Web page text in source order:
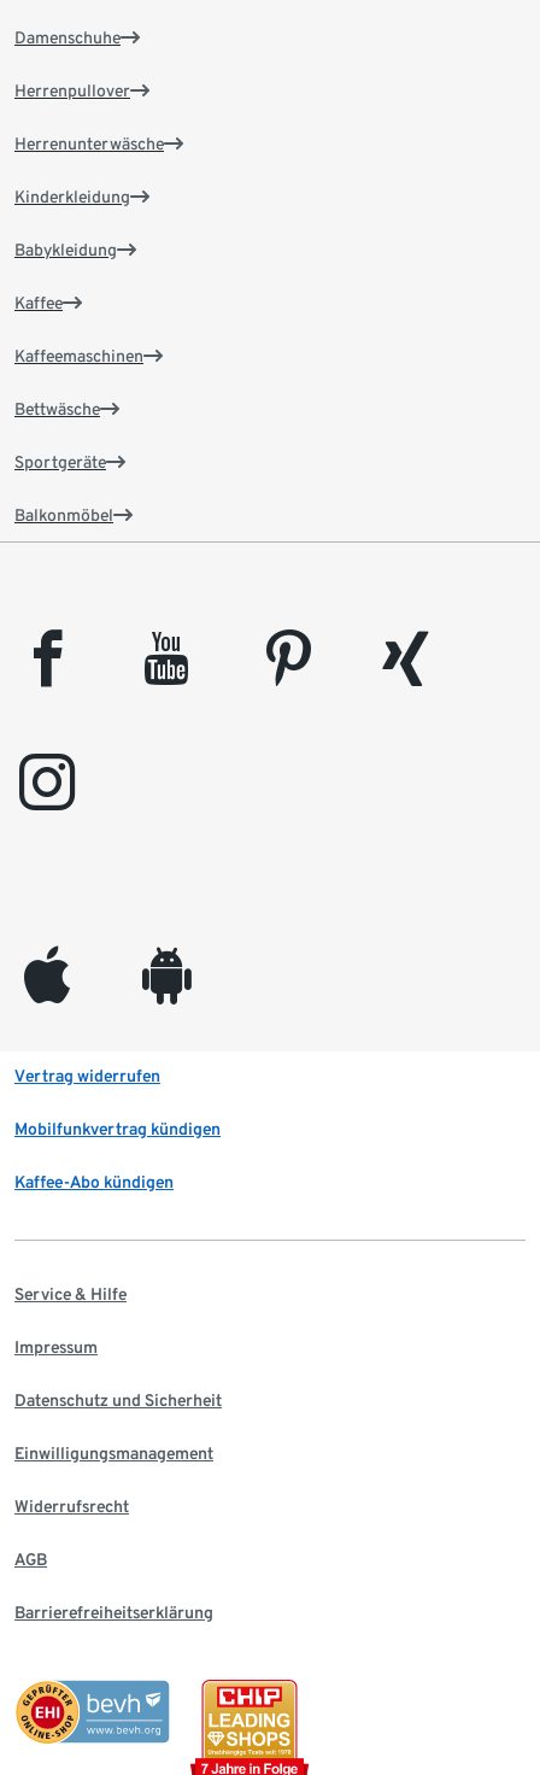
Damenschuhe
Herrenpullover
Herrenunterwäsche
Kinderkleidung
Babykleidung
Kaffee
Kaffeemaschinen
Bettwäsche
Sportgeräte
Balkonmöbel
facebook youtube pinterest
xing
instagram
appleinc android
Vertrag widerrufen
Mobilfunkvertrag kündigen
Kaffee-Abo kündigen
Service & Hilfe
Impressum
Datenschutz und Sicherheit
Einwilligungsmanagement
Widerrufsrecht
AGB
Barrierefreiheitserklärung